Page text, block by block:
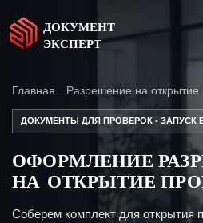
ДОКУМЕНТ
ЭКСПЕРТ
Главная Разрешение на открытие
ДОКУМЕНТЫ ДЛЯ ПРОВЕРОК • ЗАПУСК
ОФОРМЛЕНИЕ
НА ОТКРЫТИЕ
Соберем комплект для открытия